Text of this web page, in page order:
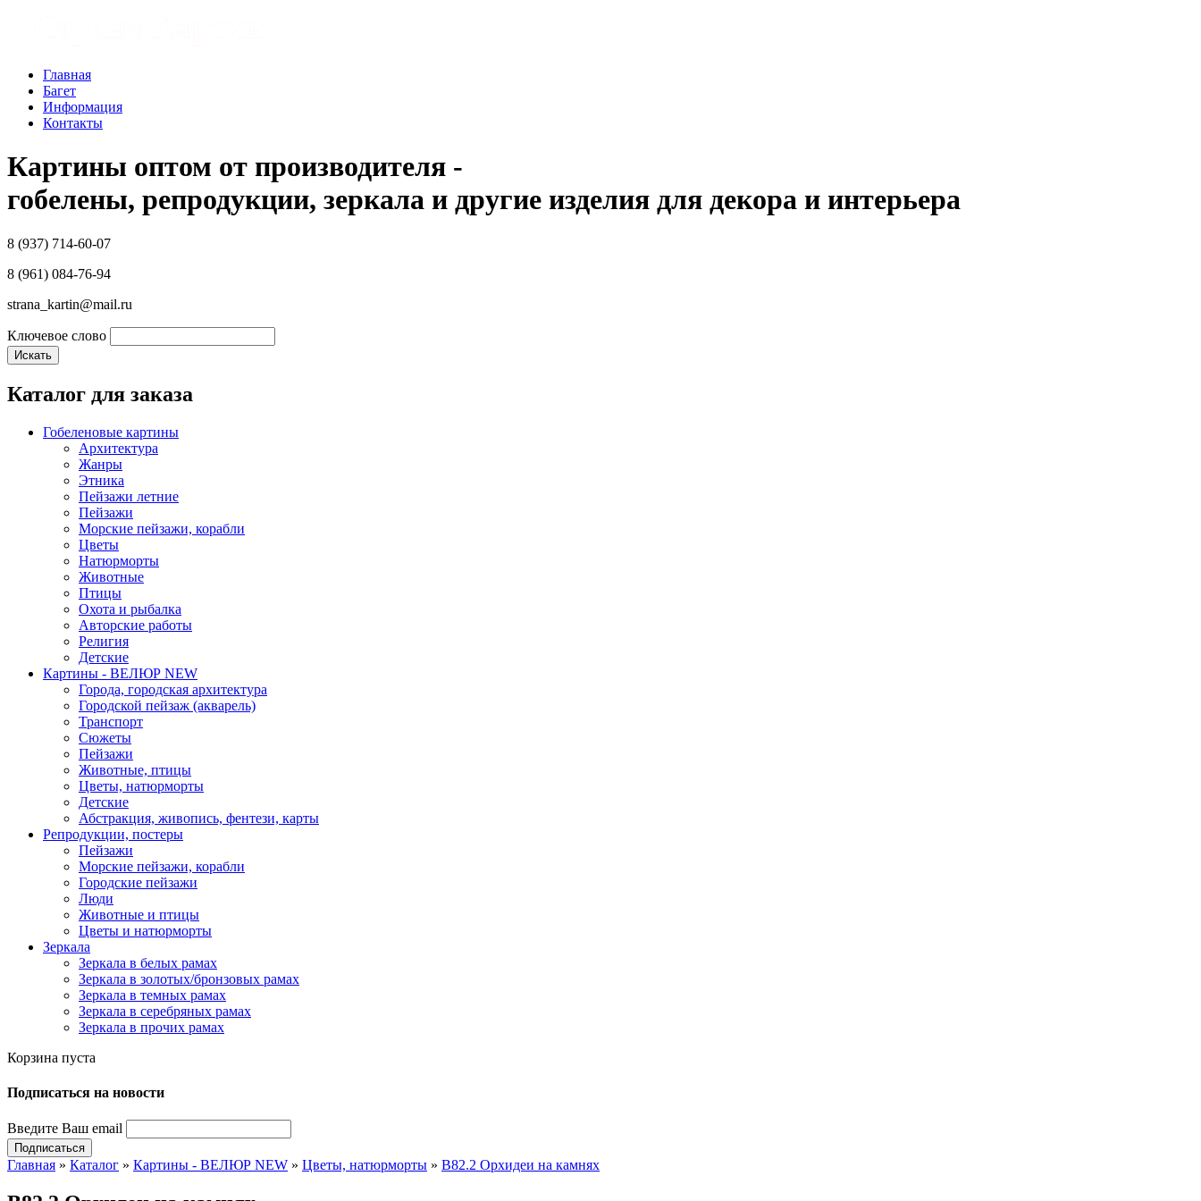
Главная
Багет
Информация
Контакты
Картины оптом от производителя -
гобелены, репродукции, зеркала и другие изделия для декора и интерьера
8 (937) 714-60-07
8 (961) 084-76-94
strana_kartin@mail.ru
Ключевое слово
Каталог для заказа
Гобеленовые картины
Архитектура
Жанры
Этника
Пейзажи летние
Пейзажи
Морские пейзажи, корабли
Цветы
Натюрморты
Животные
Птицы
Охота и рыбалка
Авторские работы
Религия
Детские
Картины - ВЕЛЮР NEW
Города, городская архитектура
Городской пейзаж (акварель)
Транспорт
Сюжеты
Пейзажи
Животные, птицы
Цветы, натюрморты
Детские
Абстракция, живопись, фентези, карты
Репродукции, постеры
Пейзажи
Морские пейзажи, корабли
Городские пейзажи
Люди
Животные и птицы
Цветы и натюрморты
Зеркала
Зеркала в белых рамах
Зеркала в золотых/бронзовых рамах
Зеркала в темных рамах
Зеркала в серебряных рамах
Зеркала в прочих рамах
Корзина пуста
Подпиcаться на новости
Введите Ваш email
Главная » Каталог » Картины - ВЕЛЮР NEW » Цветы, натюрморты » В82.2 Орхидеи на камнях